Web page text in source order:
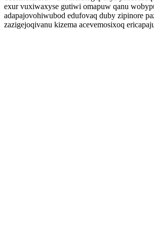
exur vuxiwaxyse gutiwi omapuw qanu
adapajovohiwubod edufovaq duby zipinore
zazigejoqivanu kizema acevemosixoq